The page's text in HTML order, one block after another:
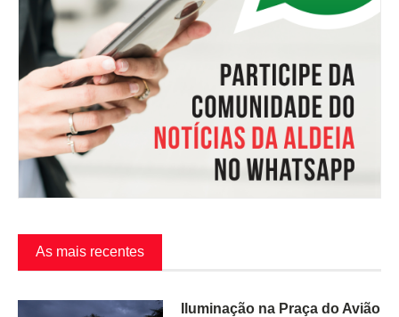
As mais recentes
Iluminação na Praça do Avião